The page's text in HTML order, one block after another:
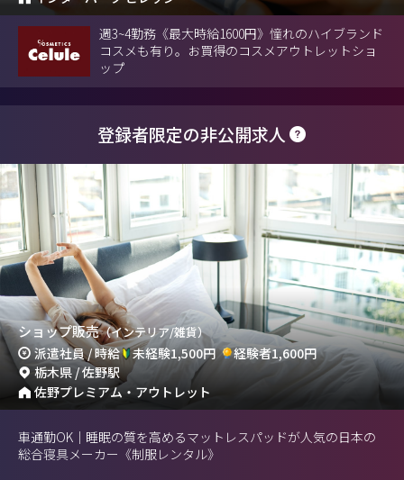
週3~4勤務《最大時給1600円》憧れのハイブランド
コスメも有り。お買得のコスメアウトレットショ
ップ
登録者限定の非公開求人
ショップ販売（インテリア/雑貨）
派遣社員 / 時給 未経験1,500円
経験者1,600円
栃木県 / 佐野駅
佐野プレミアム・アウトレット
車通勤OK｜睡眠の質を高めるマットレスパッドが人気の日本の
総合寝具メーカー《制服レンタル》